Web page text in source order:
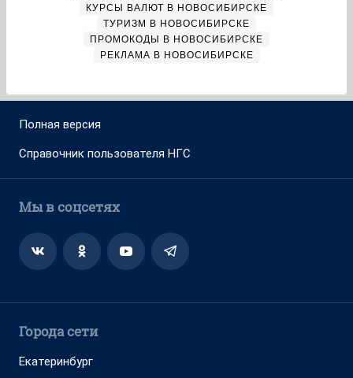
КУРСЫ ВАЛЮТ В НОВОСИБИРСКЕ
ТУРИЗМ В НОВОСИБИРСКЕ
ПРОМОКОДЫ В НОВОСИБИРСКЕ
РЕКЛАМА В НОВОСИБИРСКЕ
Полная версия
Справочник пользователя НГС
Мы в соцсетях
Города сети
Екатеринбург